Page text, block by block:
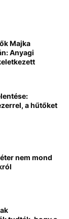
Majka
Anyagi
a hűtőket
nem mond